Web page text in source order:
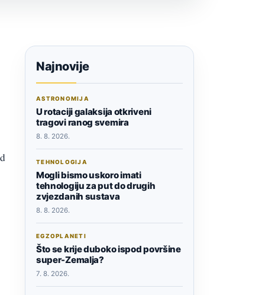
Najnovije
ASTRONOMIJA
U rotaciji galaksija otkriveni
tragovi ranog svemira
8. 8. 2026.
TEHNOLOGIJA
Mogli bismo uskoro imati
tehnologiju za put do drugih
zvjezdanih sustava
8. 8. 2026.
EGZOPLANETI
Što se krije duboko ispod površine
super-Zemalja?
7. 8. 2026.